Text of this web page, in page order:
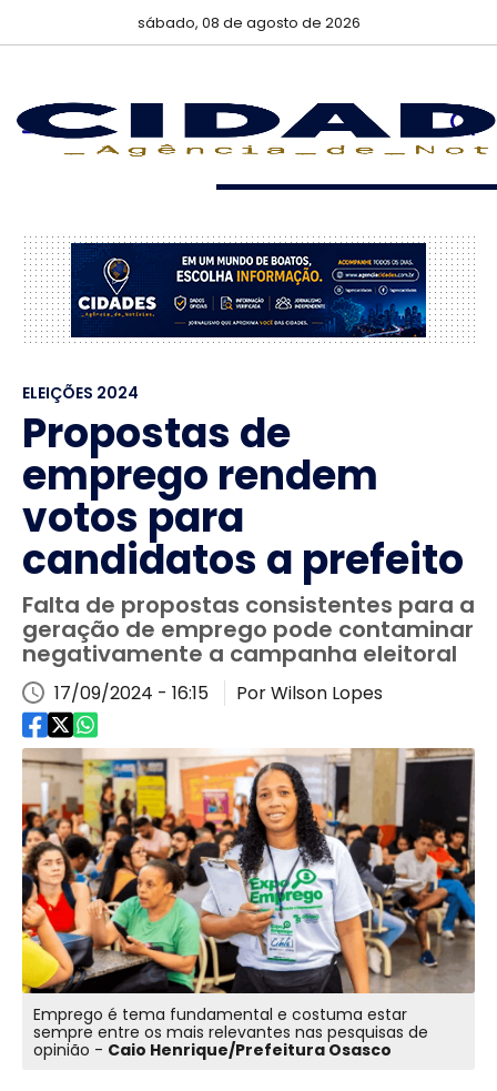
sábado, 08 de agosto de 2026
ELEIÇÕES 2024
Propostas de
emprego rendem
votos para
candidatos a prefeito
Falta de propostas consistentes para a
geração de emprego pode contaminar
negativamente a campanha eleitoral
17/09/2024 - 16:15 Por Wilson Lopes
Emprego é tema fundamental e costuma estar
sempre entre os mais relevantes nas pesquisas de
opinião - Caio Henrique/Prefeitura Osasco